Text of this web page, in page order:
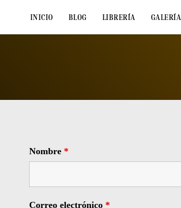
INICIO BLOG LIBRERÍA GALERÍA
Nombre *
Correo electrónico *